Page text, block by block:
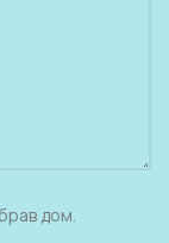
дом.